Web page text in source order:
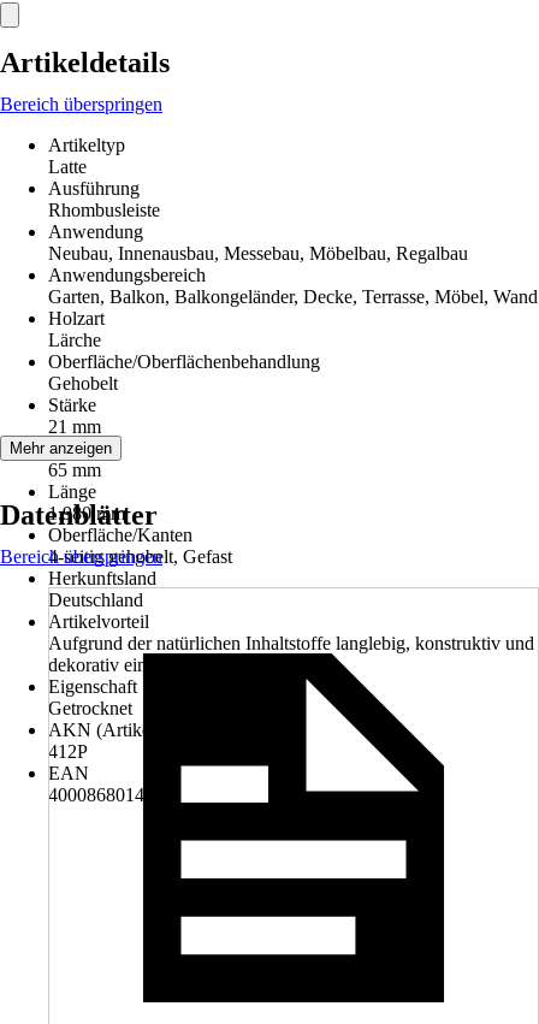
Artikeldetails
Bereich überspringen
Artikeltyp
Latte
Ausführung
Rhombusleiste
Anwendung
Neubau, Innenausbau, Messebau, Möbelbau, Regalbau
Anwendungsbereich
Garten, Balkon, Balkongeländer, Decke, Terrasse, Möbel, Wand
Holzart
Lärche
Oberfläche/Oberflächenbehandlung
Gehobelt
Stärke
21 mm
Breite
65 mm
Länge
1.980 mm
Oberfläche/Kanten
4-seitig gehobelt, Gefast
Herkunftsland
Deutschland
Artikelvorteil
Aufgrund der natürlichen Inhaltstoffe langlebig, konstruktiv und
dekorativ einsetzbar.
Eigenschaft
Getrocknet
AKN (Artikelkurznummer)
412P
EAN
4000868014351
Mehr anzeigen
Datenblätter
Bereich überspringen